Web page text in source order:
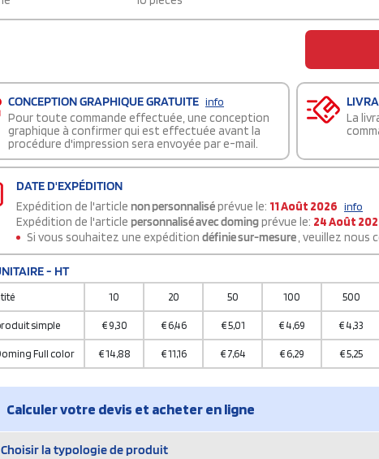
CONCEPTION GRAPHIQUE GRATUITE info
Pour toute commande effectuée, une conception
graphique à confirmer qui est effectuée avant la
procédure d'impression sera envoyée par e-mail.
La
DATE D'EXPÉDITION
Expédition de l'article non personnaliséprévue le: 11 Août 2026 info
Expédition de l'article personnalisé avec domingprévue le: 24 Août
Si vous souhaitez une expédition définie sur-mesure, veuillez nous
- HT
10 20 50 100 500
simple € 9,30 €6,46 €5,01 € 4,69 € 4,33
Full color €14,88 €11,16 € 7,64 €6,29 €5,25
Calculer votre devis et acheter en ligne
Choisir la typologie de produit